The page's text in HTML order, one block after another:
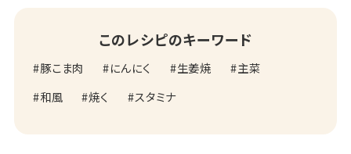
このレシピのキーワード
豚こま肉 にんにく 生姜焼
主菜
和風
焼く スタミナ